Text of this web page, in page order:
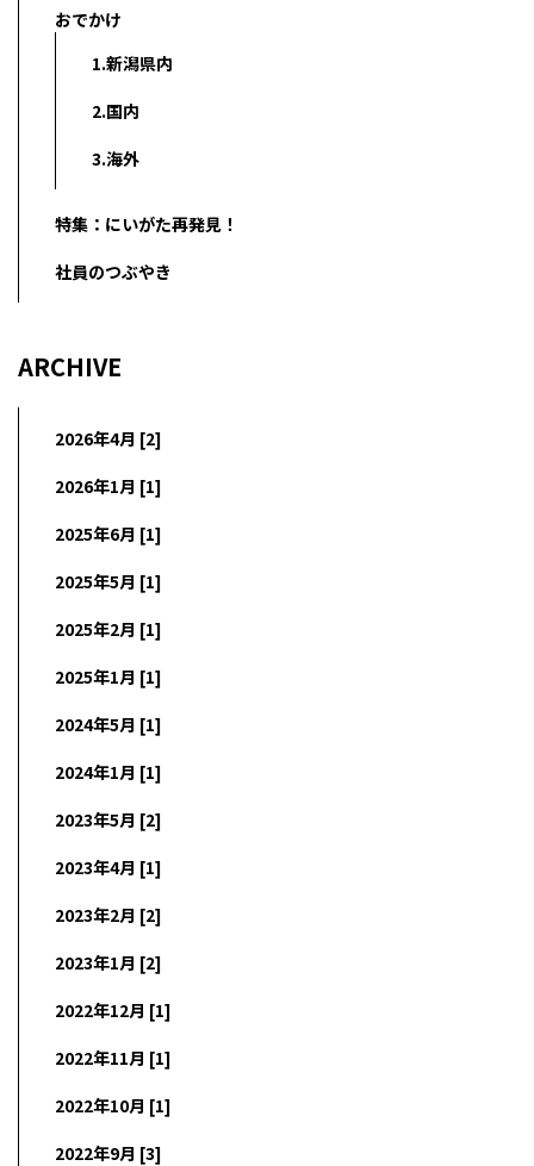
おでかけ
1.新潟県内
2.国内
3.海外
特集：にいがた再発見！
社員のつぶやき
ARCHIVE
2026年4月 [2]
2026年1月 [1]
2025年6月 [1]
2025年5月 [1]
2025年2月 [1]
2025年1月 [1]
2024年5月 [1]
2024年1月 [1]
2023年5月 [2]
2023年4月 [1]
2023年2月 [2]
2023年1月 [2]
2022年12月 [1]
2022年11月 [1]
2022年10月 [1]
2022年9月 [3]